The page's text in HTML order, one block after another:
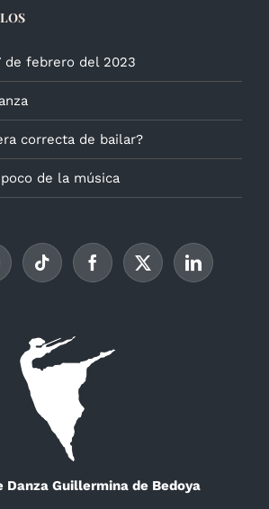
de febrero del 2023
correcta de bailar?
de la música
Danza Guillermina de Bedoya